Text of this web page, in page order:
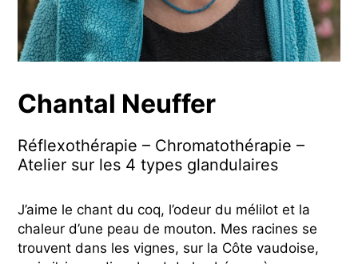
Chantal Neuffer
Réflexothérapie – Chromatothérapie –
Atelier sur les 4 types glandulaires
J’aime le chant du coq, l’odeur du mélilot et la
chaleur d’une peau de mouton. Mes racines se
trouvent dans les vignes, sur la Côte vaudoise,